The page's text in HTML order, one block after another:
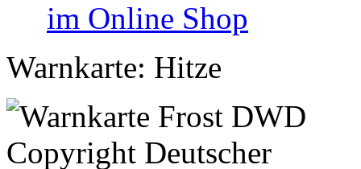
im Online Shop
Warnkarte: Hitze